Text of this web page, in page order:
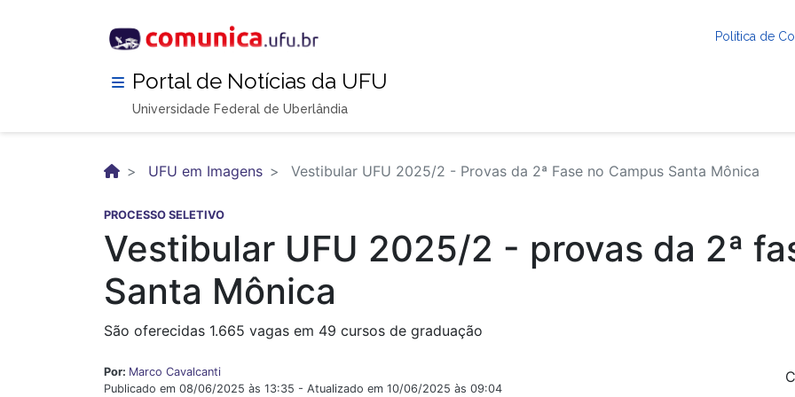
Política de
Portal de Notícias da UFU
Universidade Federal de Uberlândia
UFU em Imagens Vestibular UFU 2025/2 - Provas da 2ª Fase no Campus Santa Mônica
PROCESSO SELETIVO
Vestibular UFU 2025/2 - provas da 2ª
Santa Mônica
São oferecidas 1.665 vagas em 49 cursos de graduação
Por: Marco Cavalcanti
Publicado em 08/06/2025 às 13:35 - Atualizado em 10/06/2025 às 09:04